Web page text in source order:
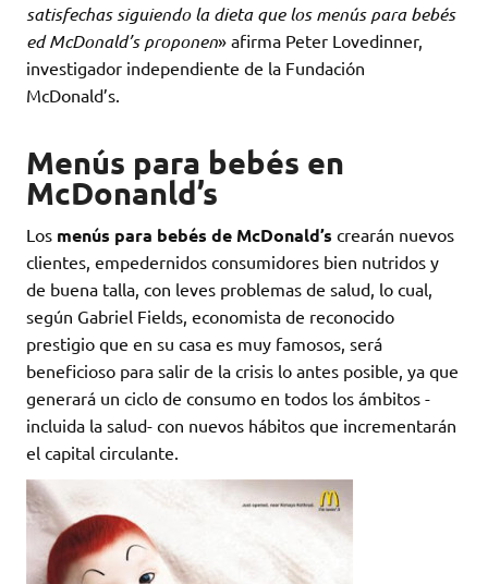
satisfechas siguiendo la dieta que los menús para bebés
ed McDonald’s proponen» afirma Peter Lovedinner,
investigador independiente de la Fundación
McDonald’s.
Menús para bebés en
McDonanld’s
Los menús para bebés de McDonald’s crearán nuevos
clientes, empedernidos consumidores bien nutridos y
de buena talla, con leves problemas de salud, lo cual,
según Gabriel Fields, economista de reconocido
prestigio que en su casa es muy famosos, será
beneficioso para salir de la crisis lo antes posible, ya que
generará un ciclo de consumo en todos los ámbitos -
incluida la salud- con nuevos hábitos que incrementarán
el capital circulante.